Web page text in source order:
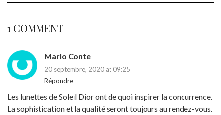
1 COMMENT
Marlo Conte
20 septembre, 2020 at 09:25
Répondre
Les lunettes de Soleil Dior ont de quoi inspirer la concurrence.
La sophistication et la qualité seront toujours au rendez-vous.